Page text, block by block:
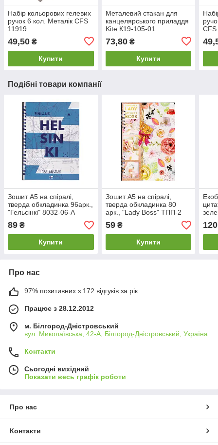
Набір кольорових гелевих
ручок 6 кол. Металік CFS
11919
49,50 ₴
Купити
Металевий стакан для
канцелярського приладдя
Kite К19-105-01
73,80₴
Купити
Подібні товари компанії
Зошит А5 на спіралі,
тверда обкладинка 96арк.,
"Гельсінкі" 8032-06-А
89 ₴
Купити
Зошит А5 на спіралі,
тверда обкладинка 80
арк., "Lady Boss" ТПП-2
59₴
Купити
120
Про нас
97% позитивних з 172 відгуків за рік
Працює з 28.12.2012
м. Білгород-Дністровський
вул. Миколаївська, 42-А, Білгород-Дністровський, Україна
Контакти
Сьогодні вихідний
Показати весь графік роботи
Про нас
Контакти